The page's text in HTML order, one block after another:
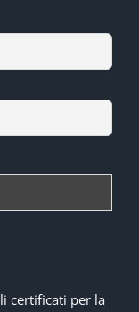
certificati per la